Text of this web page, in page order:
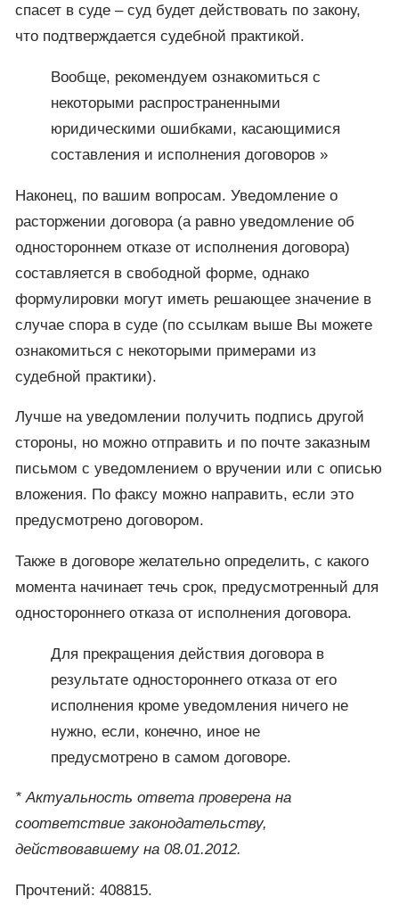
спасет в суде – суд будет действовать по закону,
что подтверждается судебной практикой.
Вообще, рекомендуем ознакомиться с
некоторыми распространенными
юридическими ошибками, касающимися
составления и исполнения договоров »
Наконец, по вашим вопросам. Уведомление о
расторжении договора (а равно уведомление об
одностороннем отказе от исполнения договора)
составляется в свободной форме, однако
формулировки могут иметь решающее значение в
случае спора в суде (по ссылкам выше Вы можете
ознакомиться с некоторыми примерами из
судебной практики).
Лучше на уведомлении получить подпись другой
стороны, но можно отправить и по почте заказным
письмом с уведомлением о вручении или с описью
вложения. По факсу можно направить, если это
предусмотрено договором.
Также в договоре желательно определить, с какого
момента начинает течь срок, предусмотренный для
одностороннего отказа от исполнения договора.
Для прекращения действия договора в
результате одностороннего отказа от его
исполнения кроме уведомления ничего не
нужно, если, конечно, иное не
предусмотрено в самом договоре.
* Актуальность ответа проверена на
соответствие законодательству,
действовавшему на 08.01.2012.
Прочтений: 408815.